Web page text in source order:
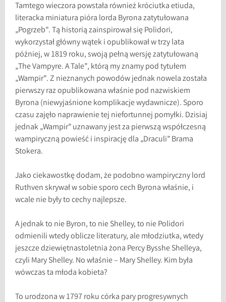
Tamtego wieczora powstała również króciutka etiuda,
literacka miniatura pióra lorda Byrona zatytułowana
„Pogrzeb”. Tą historią zainspirował się Polidori,
wykorzystał główny wątek i opublikował w trzy lata
później, w 1819 roku, swoją pełną wersję zatytułowaną
„The Vampyre. A Tale”, którą my znamy pod tytułem
„Wampir”. Z nieznanych powodów jednak nowela została
pierwszy raz opublikowana właśnie pod nazwiskiem
Byrona (niewyjaśnione komplikacje wydawnicze). Sporo
czasu zajęło naprawienie tej niefortunnej pomyłki. Dzisiaj
jednak „Wampir” uznawany jest za pierwszą współczesną
wampiryczną powieść i inspirację dla „Draculi” Brama
Stokera.
Jako ciekawostkę dodam, że podobno wampiryczny lord
Ruthven skrywał w sobie sporo cech Byrona właśnie, i
wcale nie były to cechy najlepsze.
A jednak to nie Byron, to nie Shelley, to nie Polidori
odmienili wtedy oblicze literatury, ale młodziutka, wtedy
jeszcze dziewiętnastoletnia żona Percy Bysshe Shelleya,
czyli Mary Shelley. No właśnie – Mary Shelley. Kim była
wówczas ta młoda kobieta?
To urodzona w 1797 roku córka pary progresywnych